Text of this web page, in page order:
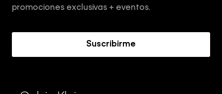
Términos y Condiciones
promociones exclusivas + eventos.
Suscribirme